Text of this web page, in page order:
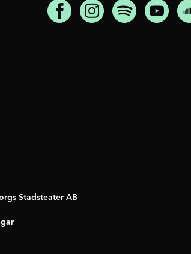
Stadsteater AB